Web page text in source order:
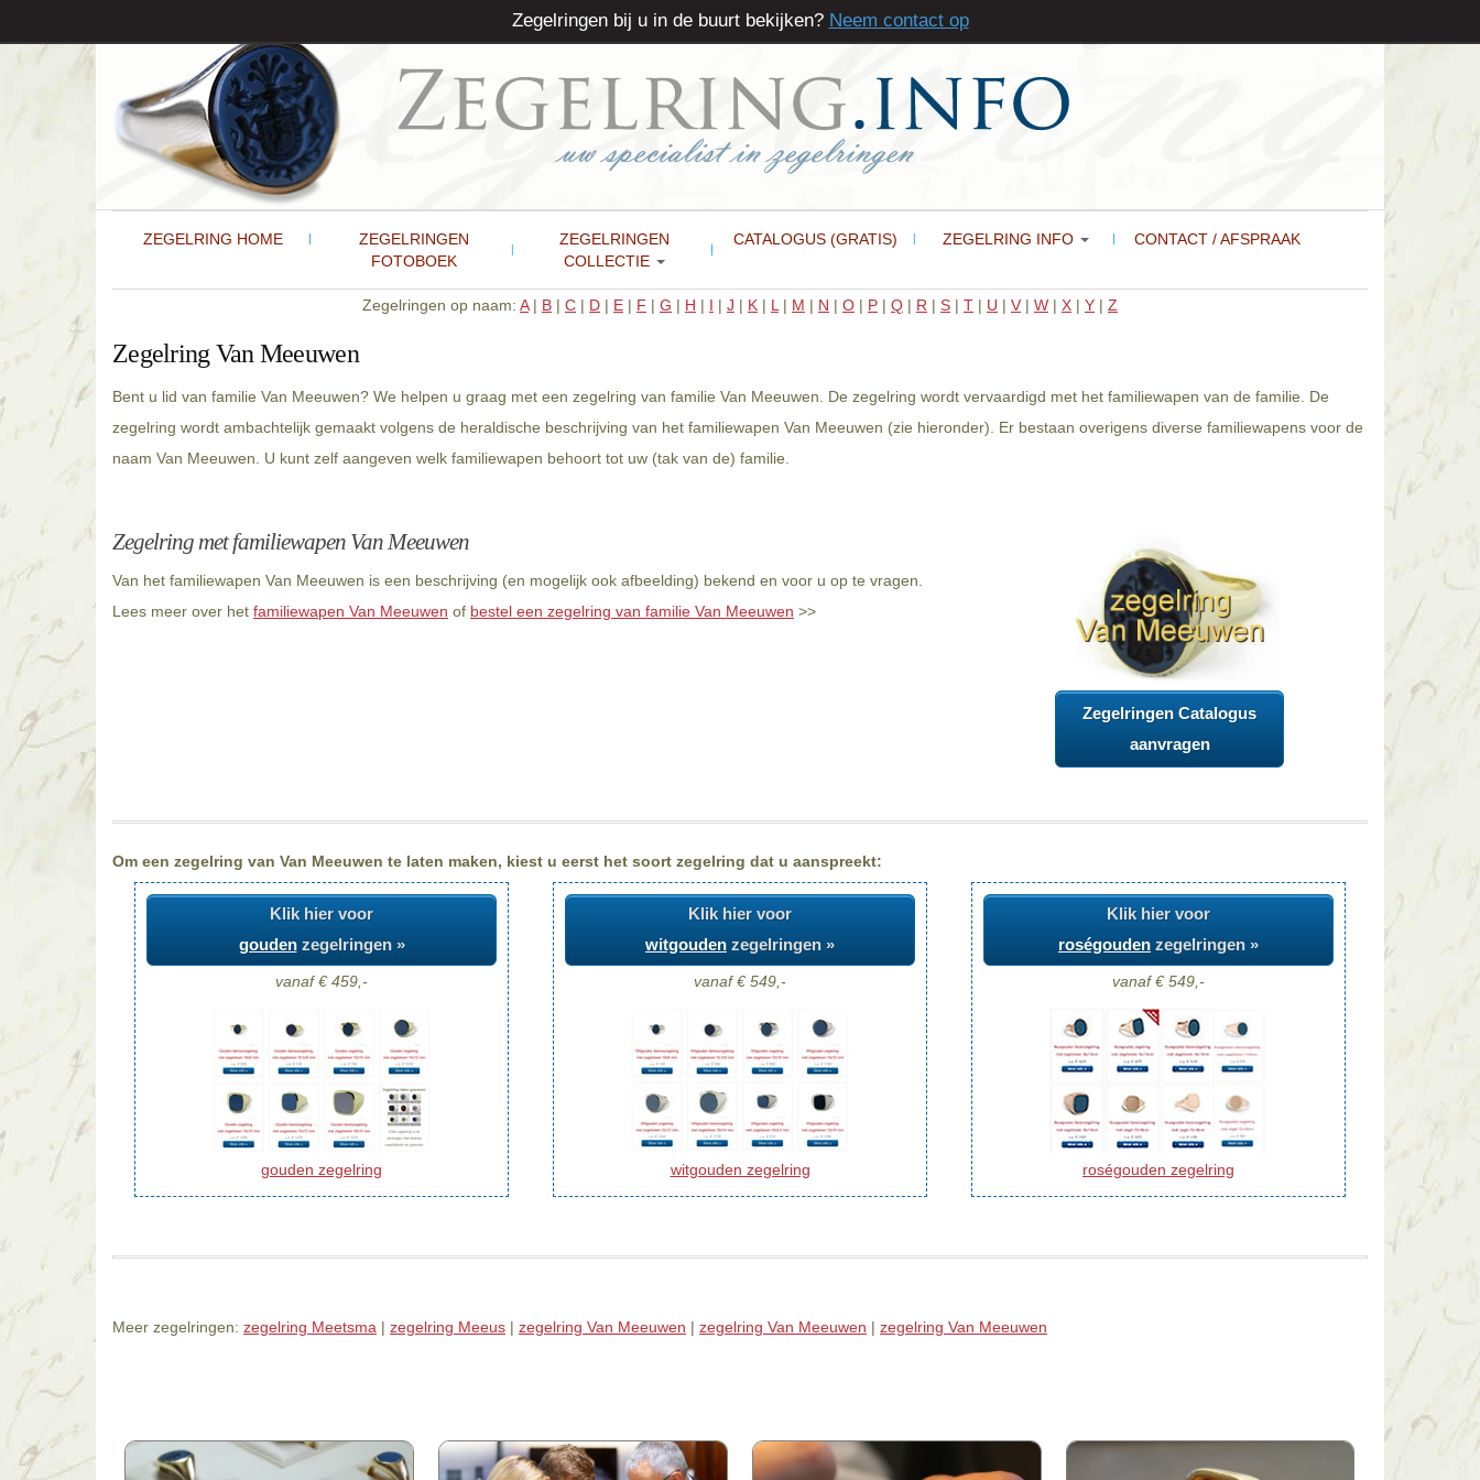
ZEGELRING HOME
ZEGELRINGEN
FOTOBOEK
ZEGELRINGEN
COLLECTIE
CATALOGUS (GRATIS) ZEGELRING INFO CONTACT / AFSPRAAK
Zegelringen op naam: A| B | C | D | E | F | G | H | I | J | K | L | M | N | O | P | Q | R | S | T | U | V | W | X | Y | Z
Zegelring Van Meeuwen
Bent u lid van familie Van Meeuwen? We helpen u graag met een zegelring van familie Van Meeuwen. De zegelring wordt vervaardigd met het familiewapen van de familie. De
zegelring wordt ambachtelijk gemaakt volgens de heraldische beschrijving van het familiewapen Van Meeuwen (zie hieronder). Er bestaan overigens diverse familiewapens voor de
naam Van Meeuwen. U kunt zelf aangeven welk familiewapen behoort tot uw (tak van de) familie.
Zegelring met familiewapen Van Meeuwen
Van het familiewapen Van Meeuwen is een beschrijving (en mogelijk ook afbeelding) bekend en voor u op te vragen.
Lees meer over het familiewapen Van Meeuwen of bestel een zegelring van familie Van Meeuwen >>
Zegelringen Catalogus
aanvragen
Om een zegelring van Van Meeuwen te laten maken, kiest u eerst het soort zegelring dat u aanspreekt:
Klik hier voor
goudenzegelringen »
vanaf € 459,-
gouden zegelring
Klik hier voor
witgouden zegelringen »
vanaf € 549,-
witgouden zegelring
Klik hier voor
roségouden zegelringen »
vanaf € 549,-
roségouden zegelring
Meer zegelringen: zegelring Meetsma | zegelring Meeus | zegelring Van Meeuwen | zegelring Van Meeuwen | zegelring Van Meeuwen
Zegelringen bij u in de buurt bekijken? Neem contact op